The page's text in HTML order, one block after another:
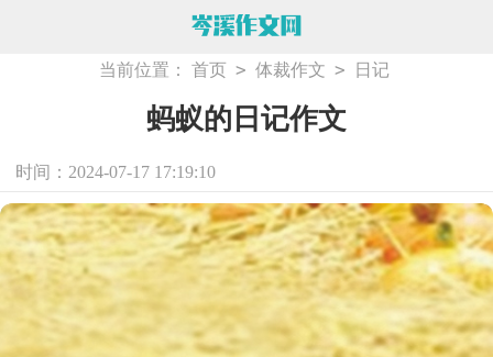
当前位置： 首页 > 体裁作文 > 日记
蚂蚁的日记作文
时间：2024-07-17 17:19:10